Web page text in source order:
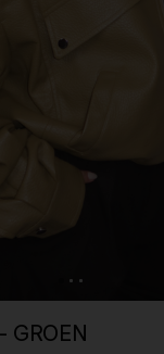
GROEN